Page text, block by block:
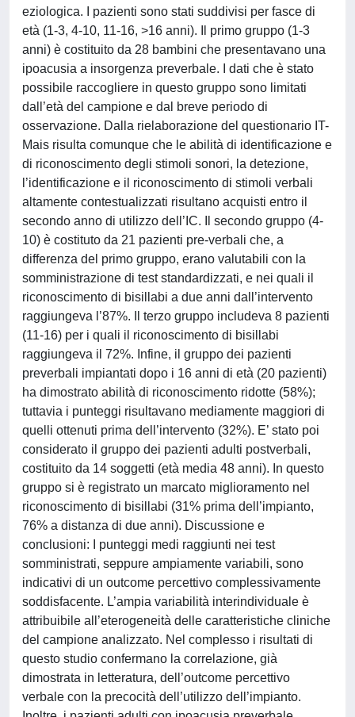
eziologica. I pazienti sono stati suddivisi per fasce di
età (1-3, 4-10, 11-16, >16 anni). Il primo gruppo (1-3
anni) è costituito da 28 bambini che presentavano una
ipoacusia a insorgenza preverbale. I dati che è stato
possibile raccogliere in questo gruppo sono limitati
dall’età del campione e dal breve periodo di
osservazione. Dalla rielaborazione del questionario IT-
Mais risulta comunque che le abilità di identificazione e
di riconoscimento degli stimoli sonori, la detezione,
l’identificazione e il riconoscimento di stimoli verbali
altamente contestualizzati risultano acquisti entro il
secondo anno di utilizzo dell’IC. Il secondo gruppo (4-
10) è costituto da 21 pazienti pre-verbali che, a
differenza del primo gruppo, erano valutabili con la
somministrazione di test standardizzati, e nei quali il
riconoscimento di bisillabi a due anni dall’intervento
raggiungeva l’87%. Il terzo gruppo includeva 8 pazienti
(11-16) per i quali il riconoscimento di bisillabi
raggiungeva il 72%. Infine, il gruppo dei pazienti
preverbali impiantati dopo i 16 anni di età (20 pazienti)
ha dimostrato abilità di riconoscimento ridotte (58%);
tuttavia i punteggi risultavano mediamente maggiori di
quelli ottenuti prima dell’intervento (32%). E’ stato poi
considerato il gruppo dei pazienti adulti postverbali,
costituito da 14 soggetti (età media 48 anni). In questo
gruppo si è registrato un marcato miglioramento nel
riconoscimento di bisillabi (31% prima dell’impianto,
76% a distanza di due anni). Discussione e
conclusioni: I punteggi medi raggiunti nei test
somministrati, seppure ampiamente variabili, sono
indicativi di un outcome percettivo complessivamente
soddisfacente. L’ampia variabilità interindividuale è
attribuibile all’eterogeneità delle caratteristiche cliniche
del campione analizzato. Nel complesso i risultati di
questo studio confermano la correlazione, già
dimostrata in letteratura, dell’outcome percettivo
verbale con la precocità dell’utilizzo dell’impianto.